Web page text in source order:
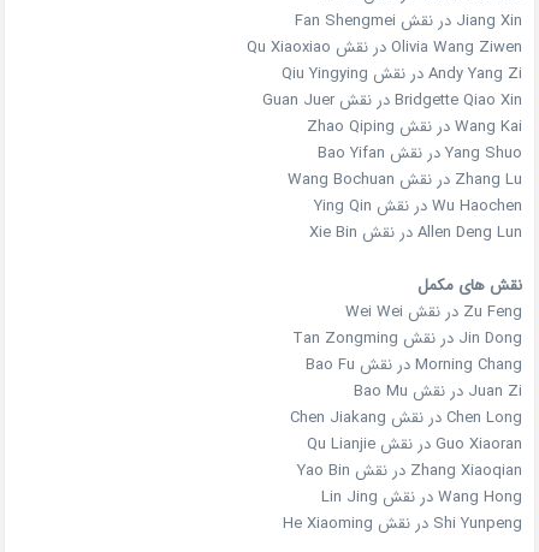
Jiang Xin در نقش Fan Shengmei
Olivia Wang Ziwen در نقش Qu Xiaoxiao
Andy Yang Zi در نقش Qiu Yingying
Bridgette Qiao Xin در نقش Guan Juer
Wang Kai در نقش Zhao Qiping
Yang Shuo در نقش Bao Yifan
Zhang Lu در نقش Wang Bochuan
Wu Haochen در نقش Ying Qin
Allen Deng Lun در نقش Xie Bin
نقش های مکمل
Zu Feng در نقش Wei Wei
Jin Dong در نقش Tan Zongming
Morning Chang در نقش Bao Fu
Juan Zi در نقش Bao Mu
Chen Long در نقش Chen Jiakang
Guo Xiaoran در نقش Qu Lianjie
Zhang Xiaoqian در نقش Yao Bin
Wang Hong در نقش Lin Jing
Shi Yunpeng در نقش He Xiaoming